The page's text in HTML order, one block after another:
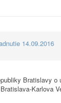
14.09.2016
Karlova